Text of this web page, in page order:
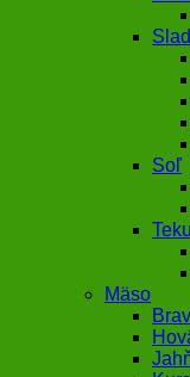
Soľ
Mäso